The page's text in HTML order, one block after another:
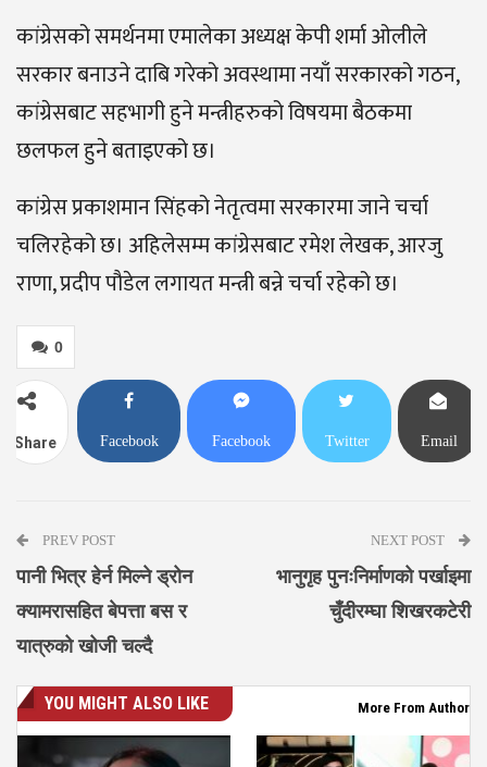
कांग्रेसको समर्थनमा एमालेका अध्यक्ष केपी शर्मा ओलीले
सरकार बनाउने दाबि गरेको अवस्थामा नयाँ सरकारको गठन,
कांग्रेसबाट सहभागी हुने मन्त्रीहरुको विषयमा बैठकमा
छलफल हुने बताइएको छ।
कांग्रेस प्रकाशमान सिंहको नेतृत्वमा सरकारमा जाने चर्चा
चलिरहेको छ। अहिलेसम्म कांग्रेसबाट रमेश लेखक, आरजु
राणा, प्रदीप पौडेल लगायत मन्त्री बन्ने चर्चा रहेको छ।
0
Share Facebook Facebook Twitter Email
PREV POST
पानी भित्र हेर्न मिल्ने ड्रोन
क्यामरासहित बेपत्ता बस र
यात्रुको खोजी चल्दै
NEXT POST
भानुगृह पुनःनिर्माणको पर्खाइमा
चुँदीरम्घा शिखरकटेरी
YOU MIGHT ALSO LIKE More From Author